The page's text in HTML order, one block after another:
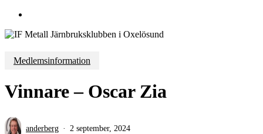
Medlemsinformation
Vinnare – Oscar Zia
anderberg 2 september, 2024